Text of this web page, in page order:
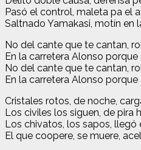
Pasó el control, maleta pa el
Saltnado Yamakasi, motín en
No del cante que te cantan,
En la carretera Alonso
No del cante que te cantan,
En la carretera Alonso
Cristales rotos, de noche,
Los civiles los siguen, de pira
Los chivatos, los sapos, llegó
El que coopere, se muere,